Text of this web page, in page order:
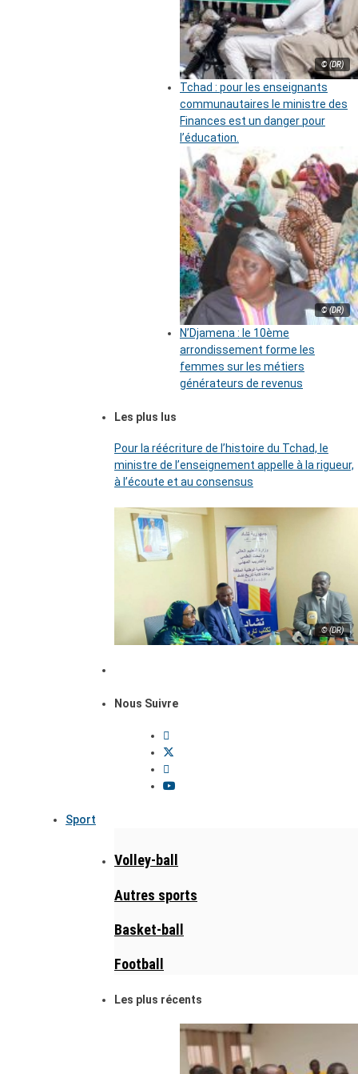
© (DR)
Tchad : pour les enseignants
communautaires le ministre des
Finances est un danger pour
l’éducation.
© (DR)
N’Djamena : le 10ème
arrondissement forme les
femmes sur les métiers
générateurs de revenus
Les plus lus
Pour la réécriture de l’histoire du Tchad, le
ministre de l’enseignement appelle à la rigueur,
à l’écoute et au consensus
© (DR)
Nous Suivre
Sport
Volley-ball
Autres sports
Basket-ball
Football
Les plus récents